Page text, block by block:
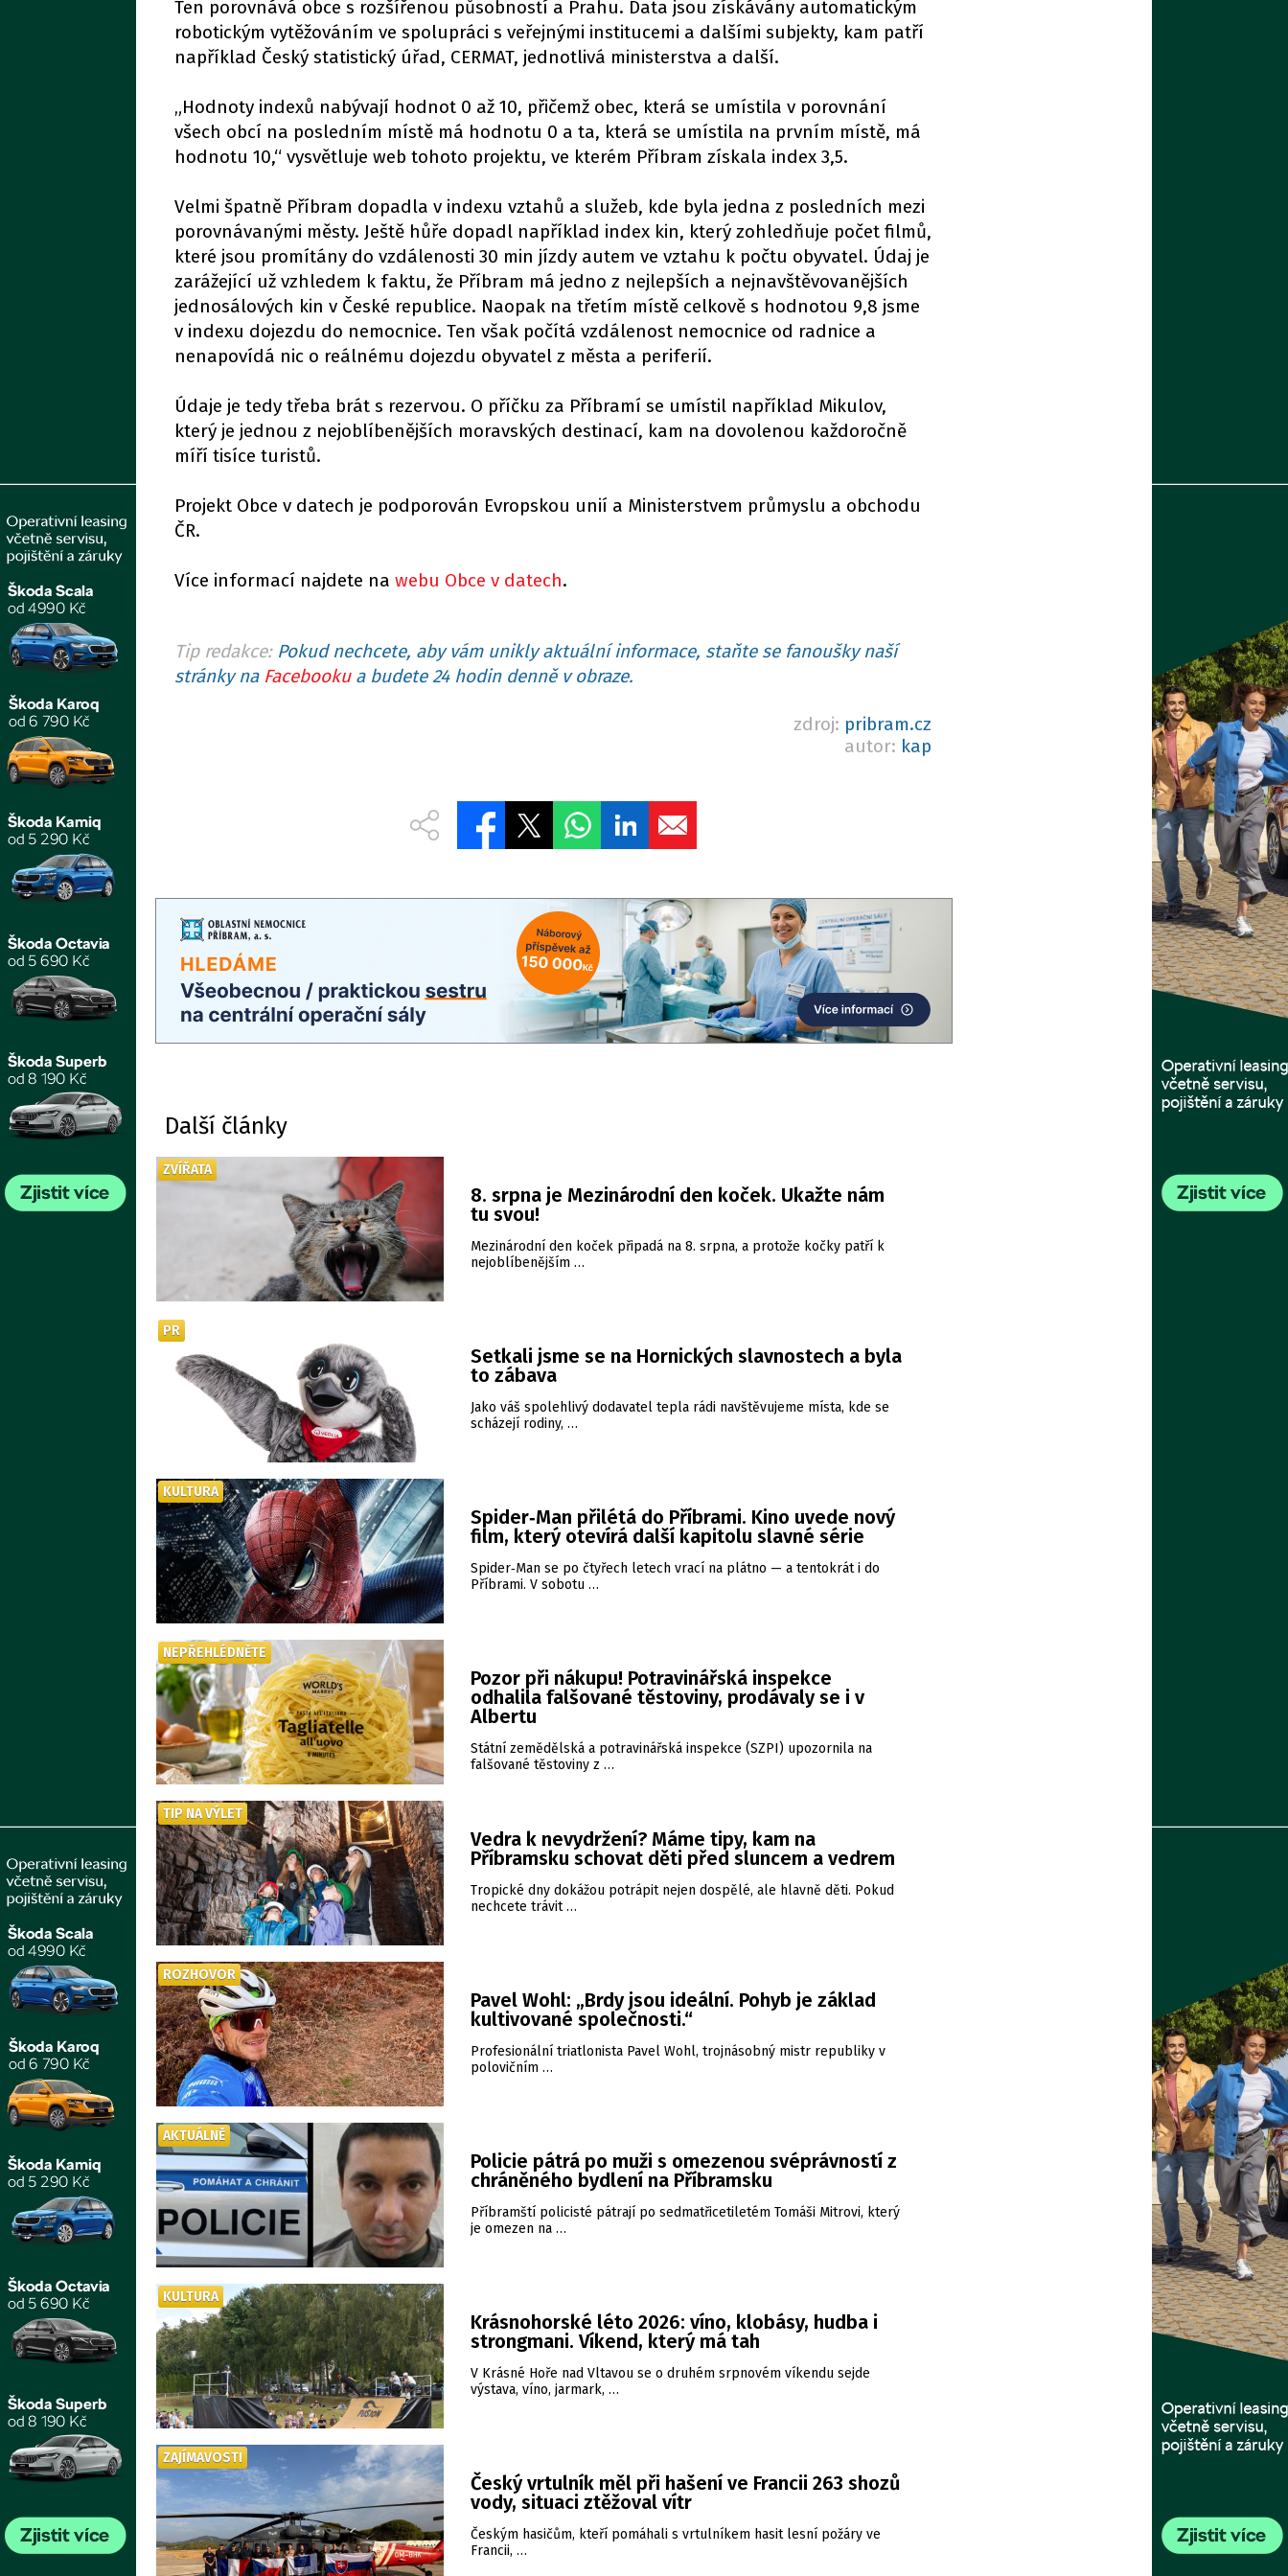
Ten porovnává obce s rozšířenou působností a Prahu. Data jsou získávány automatickým
robotickým vytěžováním ve spolupráci s veřejnými institucemi a dalšími subjekty, kam patří
například Český statistický úřad, CERMAT, jednotlivá ministerstva a další.
„Hodnoty indexů nabývají hodnot 0 až 10, přičemž obec, která se umístila v porovnání
všech obcí na posledním místě má hodnotu 0 a ta, která se umístila na prvním místě, má
hodnotu 10,“ vysvětluje web tohoto projektu, ve kterém Příbram získala index 3,5.
Velmi špatně Příbram dopadla v indexu vztahů a služeb, kde byla jedna z posledních mezi
porovnávanými městy. Ještě hůře dopadl například index kin, který zohledňuje počet filmů,
které jsou promítány do vzdálenosti 30 min jízdy autem ve vztahu k počtu obyvatel. Údaj je
zarážející už vzhledem k faktu, že Příbram má jedno z nejlepších a nejnavštěvovanějších
jednosálových kin v České republice. Naopak na třetím místě celkově s hodnotou 9,8 jsme
v indexu dojezdu do nemocnice. Ten však počítá vzdálenost nemocnice od radnice a
nenapovídá nic o reálnému dojezdu obyvatel z města a periferií.
Údaje je tedy třeba brát s rezervou. O příčku za Příbramí se umístil například Mikulov,
který je jednou z nejoblíbenějších moravských destinací, kam na dovolenou každoročně
míří tisíce turistů.
Projekt Obce v datech je podporován Evropskou unií a Ministerstvem průmyslu a obchodu
ČR.
Více informací najdete na webu Obce v datech.
Tip redakce: Pokud nechcete, aby vám unikly aktuální informace, staňte se fanoušky naší
stránky na Facebookua budete 24 hodin denně v obraze.
zdroj: pribram.cz
autor: kap
Další články
8. srpna je Mezinárodní den koček. Ukažte nám
tu svou!
Mezinárodní den koček připadá na 8. srpna, a protože kočky patří k
nejoblíbenějším …
ZVÍŘATA
Setkali jsme se na Hornických slavnostech a byla
to zábava
Jako váš spolehlivý dodavatel tepla rádi navštěvujeme místa, kde se
scházejí rodiny, …
PR
Spider‑Man přilétá do Příbrami. Kino uvede nový
film, který otevírá další kapitolu slavné série
Spider‑Man se po čtyřech letech vrací na plátno — a tentokrát i do
Příbrami. V sobotu …
KULTURA
Pozor při nákupu! Potravinářská inspekce
odhalila falšované těstoviny, prodávaly se i v
Albertu
Státní zemědělská a potravinářská inspekce (SZPI) upozornila na
falšované těstoviny z …
NEPŘEHLÉDNĚTE
Vedra k nevydržení? Máme tipy, kam na
Příbramsku schovat děti před sluncem a vedrem
Tropické dny dokážou potrápit nejen dospělé, ale hlavně děti. Pokud
nechcete trávit …
TIP NA VÝLET
Pavel Wohl: „Brdy jsou ideální. Pohyb je základ
kultivované společnosti.“
Profesionální triatlonista Pavel Wohl, trojnásobný mistr republiky v
polovičním …
ROZHOVOR
Policie pátrá po muži s omezenou svéprávností z
chráněného bydlení na Příbramsku
Příbramští policisté pátrají po sedmatřicetiletém Tomáši Mitrovi, který
je omezen na …
AKTUÁLNĚ
Krásnohorské léto 2026: víno, klobásy, hudba i
strongmani. Víkend, který má tah
V Krásné Hoře nad Vltavou se o druhém srpnovém víkendu sejde
výstava, víno, jarmark, …
KULTURA
Český vrtulník měl při hašení ve Francii 263 shozů
vody, situaci ztěžoval vítr
Českým hasičům, kteří pomáhali s vrtulníkem hasit lesní požáry ve
Francii, …
ZAJÍMAVOSTI